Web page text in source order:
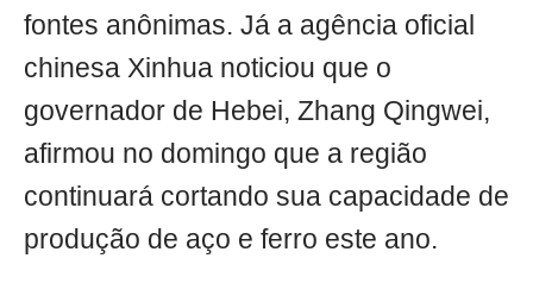
fontes anônimas. Já a agência oficial
chinesa Xinhua noticiou que o
governador de Hebei, Zhang Qingwei,
afirmou no domingo que a região
continuará cortando sua capacidade de
produção de aço e ferro este ano.